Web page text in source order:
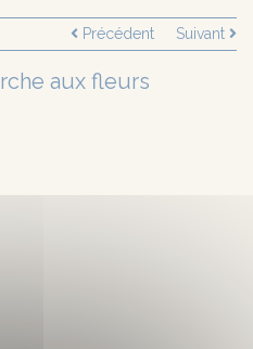
Précédent Suivant
aux fleurs